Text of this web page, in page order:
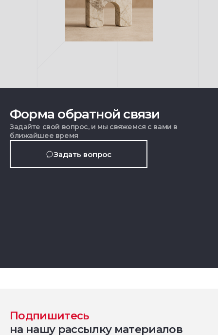
Форма обратной связи
Задайте свой вопрос, и мы свяжемся с вами в
ближайшее время
Задать вопрос
Подпишитесь
на нашу рассылку материалов